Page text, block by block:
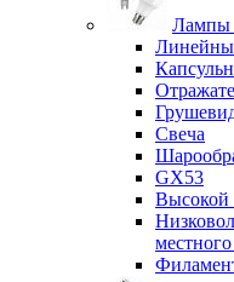
Лампы
Свеча
GX53
Высокой